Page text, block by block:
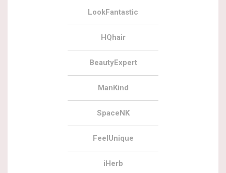
LookFantastic
HQhair
BeautyExpert
ManKind
SpaceNK
FeelUnique
iHerb